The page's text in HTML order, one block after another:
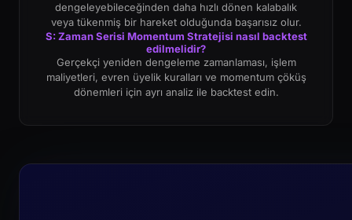
dengeleyebileceğinden daha hızlı dönen kalabalık
veya tükenmiş bir hareket olduğunda başarısız olur.
S: Zaman Serisi Momentum Stratejisi nasıl backtest
edilmelidir?
Gerçekçi yeniden dengeleme zamanlaması, işlem
maliyetleri, evren üyelik kuralları ve momentum çöküş
dönemleri için ayrı analiz ile backtest edin.